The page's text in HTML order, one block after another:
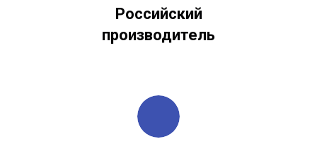
Российский
производитель